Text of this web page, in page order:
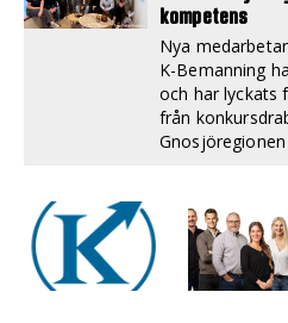
kompetens
Nya
K-Bemanning
och har lyckats
från
Gnosjöregionen